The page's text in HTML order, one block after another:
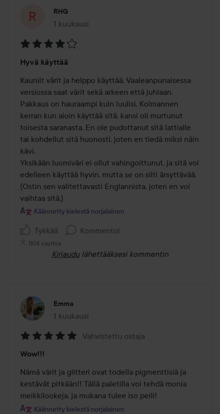
RHG
1 kuukausi
Viesti luotiin 1 kuukausi
4
/
5
Hyvä käyttää
Kauniit värit ja helppo käyttää. Vaaleanpunaisessa
versiossa saat värit sekä arkeen että juhlaan.
Pakkaus on hauraampi kuin luulisi. Kolmannen
kerran kun aioin käyttää sitä, kansi oli murtunut
toisesta saranasta. En ole pudottanut sitä lattialle
tai kohdellut sitä huonosti, joten en tiedä miksi näin
kävi.
Yksikään luomiväri ei ollut vahingoittunut, ja sitä voi
edelleen käyttää hyvin, mutta se on silti ärsyttävää.
(Ostin sen valitettavasti Englannista, joten en voi
vaihtaa sitä.)
Käännetty kielestä norjalainen
Tykkää Kommentoi
1104 näyttöä
Kirjaudu lähettääksesi kommentin
Emma
1 kuukausi
Viesti luotiin 1 kuukausi
5
/
5
Vahvistettu ostaja
Wow!!!
Nämä värit ja glitteri ovat todella pigmenttisiä ja
kestävät pitkään!! Tällä paletilla voi tehdä monia
meikkilookeja, ja mukana tulee iso peili!
Käännetty kielestä norjalainen